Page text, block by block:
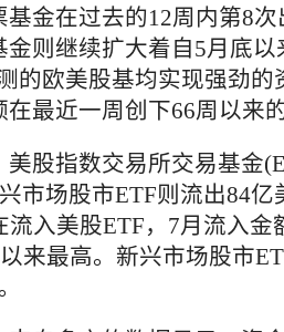
金在过去的12周内第8
金则继续扩大着自5月底
的欧美股基均实现强劲的
在最近一周创下66周以来
指数交易所交易基金
市场股市ETF则流出84
流入美股ETF，7月流入金
来最高。新兴市场股市